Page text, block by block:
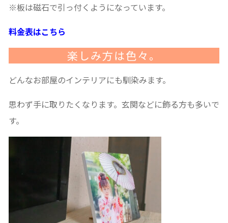
※板は磁石で引っ付くようになっています。
料金表はこちら
楽しみ方は色々。
どんなお部屋のインテリアにも馴染みます。
思わず手に取りたくなります。玄関などに飾る方も多いで
す。